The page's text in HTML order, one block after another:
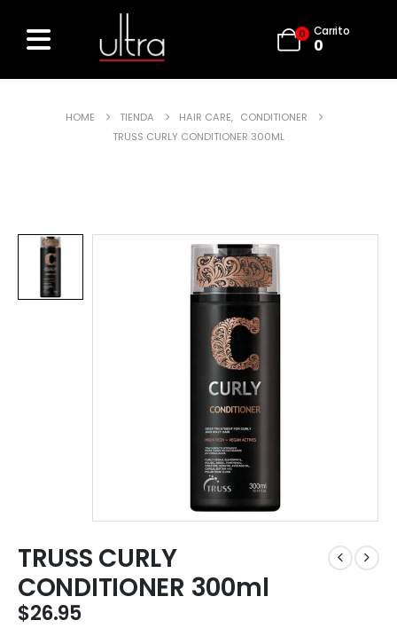
0 Carrito
0
HOME TIENDA HAIR CARE, CONDITIONER
TRUSS CURLY CONDITIONER 300ML
TRUSS CURLY
CONDITIONER 300ml
$26.95